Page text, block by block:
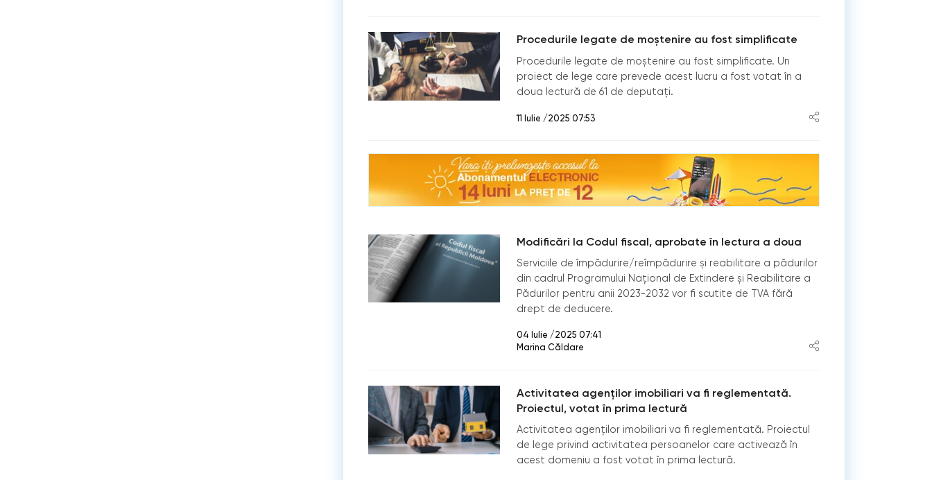
Procedurile legate de moștenire au fost simplificate
Procedurile legate de moștenire au fost simplificate. Un
proiect de lege care prevede acest lucru a fost votat în a
doua lectură de 61 de deputați.
11 Iulie /2025 07:53
Modificări la Codul fiscal, aprobate în lectura a doua
Serviciile de împădurire/reîmpădurire și reabilitare a pădurilor
din cadrul Programului Național de Extindere și Reabilitare a
Pădurilor pentru anii 2023-2032 vor fi scutite de TVA fără
drept de deducere.
04 Iulie /2025 07:41
Marina Căldare
Activitatea agenților imobiliari va fi reglementată.
Proiectul, votat în prima lectură
Activitatea agenților imobiliari va fi reglementată. Proiectul
de lege privind activitatea persoanelor care activează în
acest domeniu a fost votat în prima lectură.